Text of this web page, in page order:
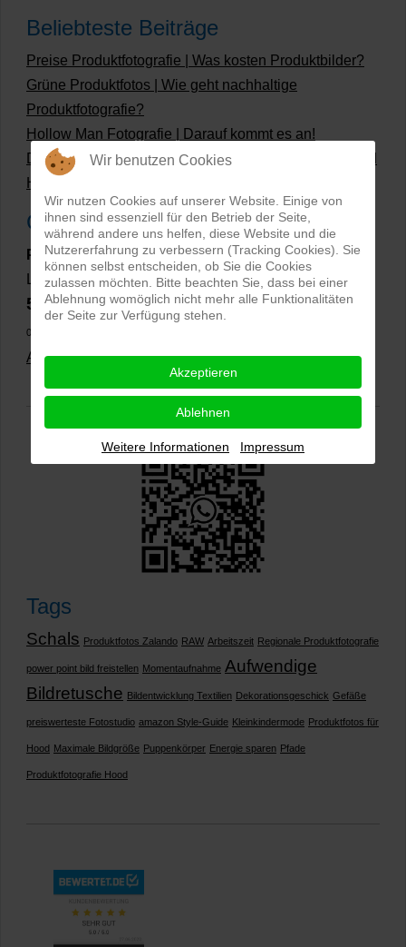
Beliebteste Beiträge
Preise Produktfotografie | Was kosten Produktbilder?
Grüne Produktfotos | Wie geht nachhaltige
Produktfotografie?
Hollow Man Fotografie | Darauf kommt es an!
Dateiformate und Bilder mit transparentem Hintergrund
Hollowman und Produktfotografie
Google Rezensionen
PRO-ducto GmbH, Fotografie und Bildbearbeitung in
Lichtenau
5,0⭐⭐⭐⭐⭐ bei144 Google-Rezensionen (Stand
02.01.2026)
Alle Rezensionen ansehen|Bewertung abgeben
Tags
Schals Produktfotos Zalando RAW Arbeitszeit Regionale Produktfotografie
power point bild freistellen Momentaufnahme Aufwendige
Bildretusche Bildentwicklung Textilien Dekorationsgeschick Gefäße
preiswerteste Fotostudio amazon Style-Guide Kleinkindermode Produktfotos für
Hood Maximale Bildgröße Puppenkörper Energie sparen Pfade
Produktfotografie Hood
Wir benutzen Cookies
Wir nutzen Cookies auf unserer Website. Einige von
ihnen sind essenziell für den Betrieb der Seite,
während andere uns helfen, diese Website und die
Nutzererfahrung zu verbessern (Tracking Cookies). Sie
können selbst entscheiden, ob Sie die Cookies
zulassen möchten. Bitte beachten Sie, dass bei einer
Ablehnung womöglich nicht mehr alle Funktionalitäten
der Seite zur Verfügung stehen.
Akzeptieren
Ablehnen
Weitere Informationen Impressum